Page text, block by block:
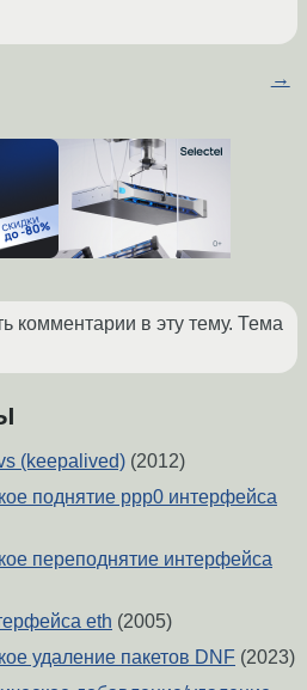
→
комментарии в эту тему. Тема
(keepalived) (2012)
поднятие ррр0 интерфейса
переподнятие интерфейса
eth (2005)
удаление пакетов DNF (2023)